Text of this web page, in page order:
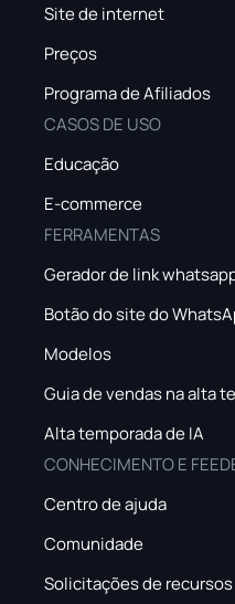
Site de internet
Preços
Programa de Afiliados
CASOS DE USO
Educação
E-commerce
FERRAMENTAS
Gerador de link
Botão do site do
Modelos
Guia de vendas na alta
Alta temporada de IA
CONHECIMENTO E
Centro de ajuda
Comunidade
Solicitações de recursos